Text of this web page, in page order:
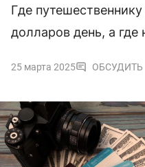
Где путешественнику
долларов день, а где
25 марта 2025 ОБСУДИТЬ